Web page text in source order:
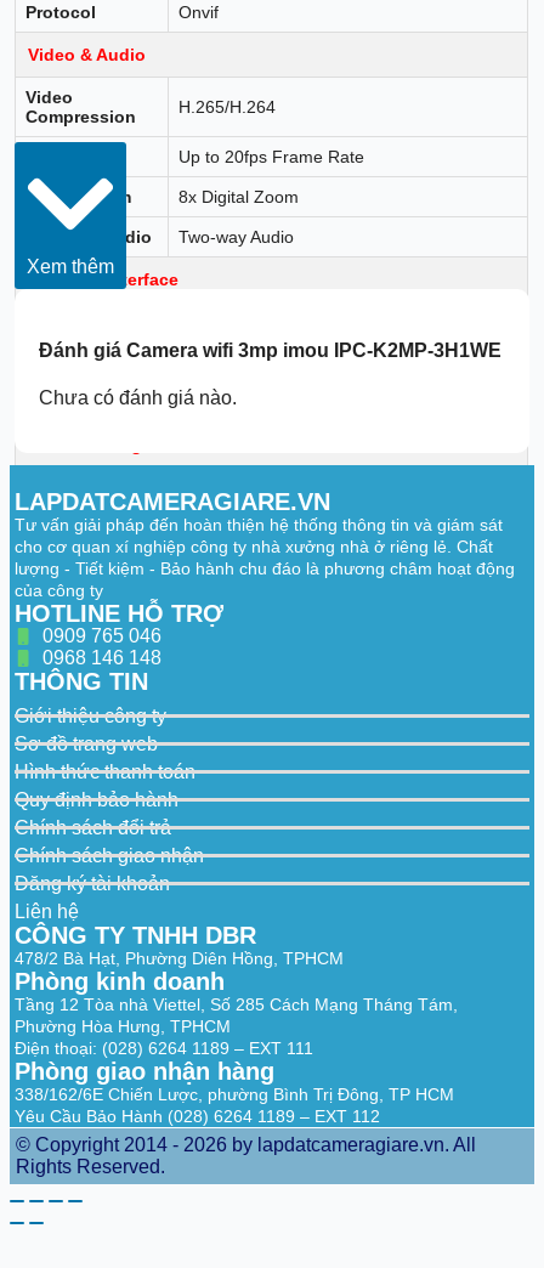
Protocol Onvif
Video & Audio
Video
Compression
H.265/H.264
Up to 20fps Frame Rate
Digital Zoom 8x Digital Zoom
Two-way Audio Two-way Audio
Auxiliary Interface
Audio Built-in Mic & Speaker
Reset Reset Button
Detection
Motion Detection
Human
Detection
Human Detection
Configurable
Region
Configurable Region
Abnormal
Sound Alarm
General
Power Supply DC 5V1A Power Supply
Power
Consumption
Environment
-10°C~+45°C, Less Than 95%RH
Dimensions
95.0 × 96.0 × 109.2mm (3.74 × 3.78 × 4.30
inch)
Weight 200g (0.44lb)
Certification CE
Xem thêm
Đánh giáCamera wifi 3mp imou IPC-K2MP-3H1WE
Chưa có đánh giá nào.
LAPDATCAMERAGIARE.VN
Tư vấn giải pháp đến hoàn thiện hệ thống thông tin và giám sát
cho cơ quan xí nghiệp công ty nhà xưởng nhà ở riêng lẻ. Chất
lượng - Tiết kiệm - Bảo hành chu đáo là phương châm hoạt động
của công ty
HOTLINE HỖ TRỢ
0909 765 046
0968 146 148
THÔNG TIN
Giới thiệu công ty
Sơ đồ trang web
Hình thức thanh toán
Quy định bảo hành
Chính sách đổi trả
Chính sách giao nhận
Đăng ký tài khoản
Liên hệ
CÔNG TY TNHH DBR
478/2 Bà Hạt, Phường Diên Hồng, TPHCM
Phòng kinh doanh
Tầng 12 Tòa nhà Viettel, Số 285 Cách Mạng Tháng Tám,
Phường Hòa Hưng, TPHCM
Điện thoại: (028) 6264 1189 – EXT 111
Phòng giao nhận hàng
338/162/6E Chiến Lược, phường Bình Trị Đông, TP HCM
Yêu Cầu Bảo Hành (028) 6264 1189 – EXT 112
© Copyright 2014 - 2026 by lapdatcameragiare.vn. All
Rights Reserved.